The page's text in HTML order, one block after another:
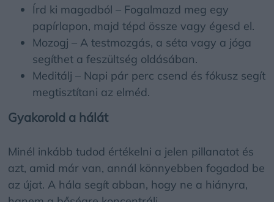
Írd ki magadból – Fogalmazd meg egy
papírlapon, majd tépd össze vagy égesd el.
Mozogj – A testmozgás, a séta vagy a jóga
segíthet a feszültség oldásában.
Meditálj – Napi pár perc csend és fókusz segít
megtisztítani az elméd.
Gyakorold a hálát
Minél inkább tudod értékelni a jelen pillanatot és
azt, amid már van, annál könnyebben fogadod be
az újat. A hála segít abban, hogy ne a hiányra,